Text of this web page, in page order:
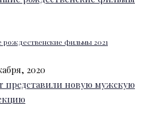
рождественские фильмы 2021
2020